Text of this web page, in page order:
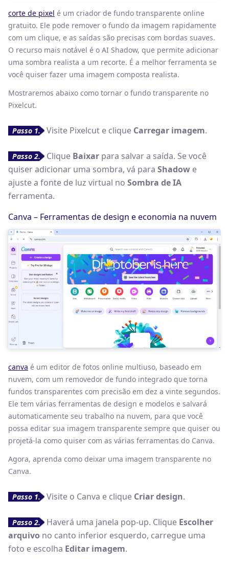
corte de pixel é um criador de fundo transparente online
gratuito. Ele pode remover o fundo da imagem rapidamente
com um clique, e as saídas são precisas com bordas suaves.
O recurso mais notável é o AI Shadow, que permite adicionar
uma sombra realista a um recorte. É a melhor ferramenta se
você quiser fazer uma imagem composta realista.
Mostraremos abaixo como tornar o fundo transparente no
Pixelcut.
Passo 1. Visite Pixelcut e clique Carregar imagem.
Passo 2. Clique Baixar para salvar a saída. Se você
quiser adicionar uma sombra, vá para Shadow e
ajuste a fonte de luz virtual no Sombra de IA
ferramenta.
Canva – Ferramentas de design e economia na nuvem
canva é um editor de fotos online multiuso, baseado em
nuvem, com um removedor de fundo integrado que torna
fundos transparentes com precisão em dez a vinte segundos.
Ele tem várias ferramentas de design e modelos e salvará
automaticamente seu trabalho na nuvem, para que você
possa editar sua imagem transparente sempre que quiser ou
projetá-la como quiser com as várias ferramentas do Canva.
Agora, aprenda como deixar uma imagem transparente no
Canva.
Passo 1. Visite o Canva e clique Criar design.
Passo 2. Haverá uma janela pop-up. Clique Escolher
arquivo no canto inferior esquerdo, carregue uma
foto e escolha Editar imagem.